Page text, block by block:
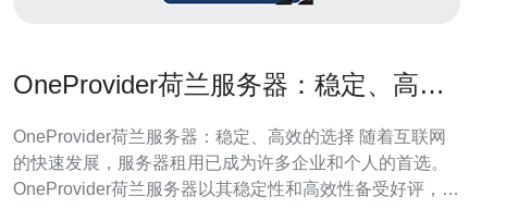
OneProvider荷兰服务器：稳定、高效
OneProvider荷兰服务器：稳定、高效的选择 随着互联网
的快速发展，服务器租用已成为许多企业和个人的首选。
OneProvider荷兰服务器以其稳定性和高效性备受好评，成